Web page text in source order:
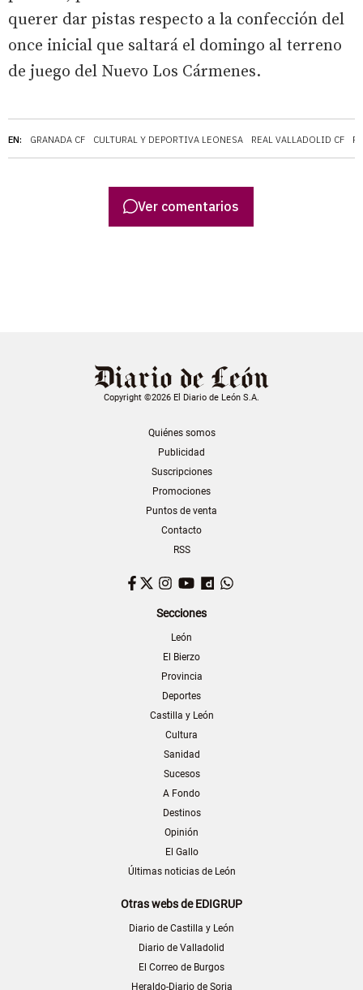
EN: GRANADA CF CULTURAL Y DEPORTIVA LEONESA REAL VALLADOLID CF
querer dar pistas respecto a la confección del
once inicial que saltará el domingo al terreno
de juego del Nuevo Los Cármenes.
Ver comentarios
Copyright ©2026 El Diario de León S.A.
Quiénes somos
Publicidad
Suscripciones
Promociones
Puntos de venta
Contacto
RSS
Facebook
TwitterInstagram
YouTubeDailymotion
Secciones
León
El Bierzo
Provincia
Deportes
Castilla y León
Cultura
Sanidad
Sucesos
A Fondo
Destinos
Opinión
El Gallo
Últimas noticias de León
Otras webs de EDIGRUP
Diario de Castilla y León
Diario de Valladolid
El Correo de Burgos
Heraldo-Diario de Soria